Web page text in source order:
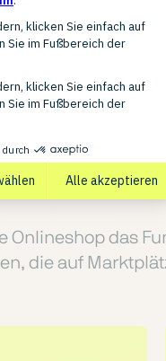
Onlineshop das
die auf